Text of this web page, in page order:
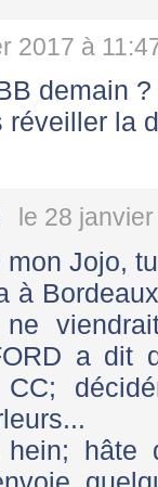
2017 à
demain ?
réveiller la
le 28
mon Jojo,
à
ne
a dit
hein; hâte